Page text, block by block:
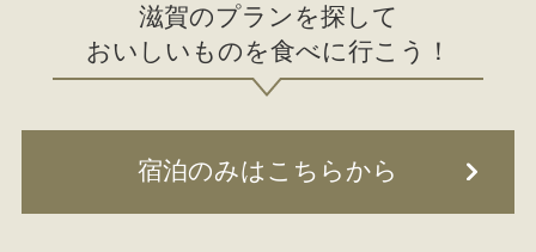
滋賀のプランを探して
おいしいものを食べに行こう！
宿泊のみはこちらから